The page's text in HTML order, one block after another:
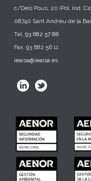
c/Dels Pous, 20 (Pol. Ind.
08740 Sant Andreu de la
Tel.93 682 57 88
Fax. 93 682 56 11
ieaisa@ieaisa.es